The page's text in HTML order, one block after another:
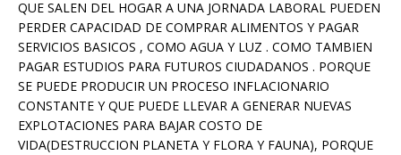
QUE SALEN DEL HOGAR A UNA JORNADA LABORAL PUEDEN
PERDER CAPACIDAD DE COMPRAR ALIMENTOS Y PAGAR
SERVICIOS BASICOS , COMO AGUA Y LUZ . COMO TAMBIEN
PAGAR ESTUDIOS PARA FUTUROS CIUDADANOS . PORQUE
SE PUEDE PRODUCIR UN PROCESO INFLACIONARIO
CONSTANTE Y QUE PUEDE LLEVAR A GENERAR NUEVAS
EXPLOTACIONES PARA BAJAR COSTO DE
VIDA(DESTRUCCION PLANETA Y FLORA Y FAUNA), PORQUE